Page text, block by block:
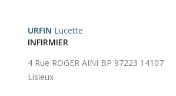
URFIN Lucette
INFIRMIER
4 Rue ROGER AINI BP 97223 14107
Lisieux